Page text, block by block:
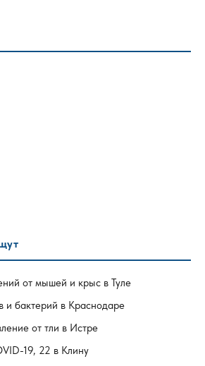
от мышей и крыс в Туле
и бактерий в Краснодаре
от тли в Истре
19, 22 в Клину